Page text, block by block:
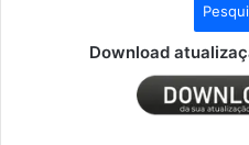
Download